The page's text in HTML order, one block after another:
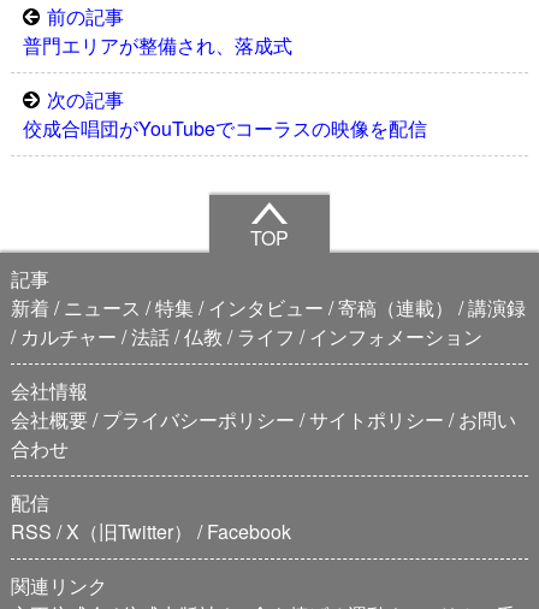
前の記事
普門エリアが整備され、落成式
次の記事
佼成合唱団がYouTubeでコーラスの映像を配信
TOP
記事
新着
ニュース 特集 インタビュー 寄稿（連載）
講演録
カルチャー 法話 仏教 ライフ
インフォメーション
会社情報
会社概要 プライバシーポリシー サイトポリシー
お問い
合わせ
配信
RSS X（旧Twitter）
Facebook
関連リンク